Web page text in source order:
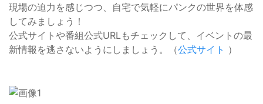
現場の迫力を感じつつ、自宅で気軽にパンクの世界を体感
してみましょう！
公式サイトや番組公式URLもチェックして、イベントの最
新情報を逃さないようにしましょう。（公式サイト ）